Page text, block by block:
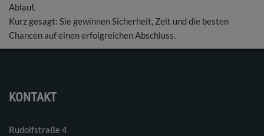
Ablauf.
Kurz gesagt: Sie gewinnen Sicherheit, Zeit und die besten
Chancen auf einen erfolgreichen Abschluss.
KONTAKT
Rudolfstraße 4